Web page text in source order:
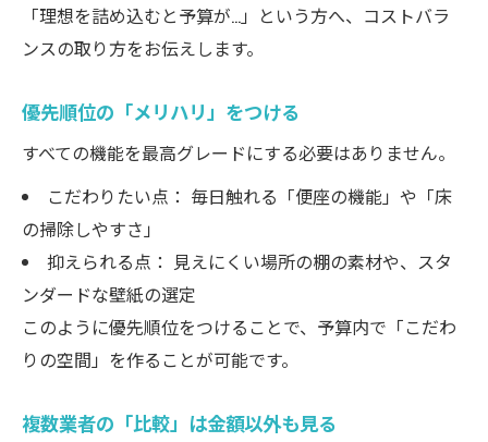
「理想を詰め込むと予算が…」という方へ、コストバラ
ンスの取り方をお伝えします。
優先順位の「メリハリ」をつける
すべての機能を最高グレードにする必要はありません。
こだわりたい点： 毎日触れる「便座の機能」や「床
の掃除しやすさ」
抑えられる点： 見えにくい場所の棚の素材や、スタ
ンダードな壁紙の選定
このように優先順位をつけることで、予算内で「こだわ
りの空間」を作ることが可能です。
複数業者の「比較」は金額以外も見る